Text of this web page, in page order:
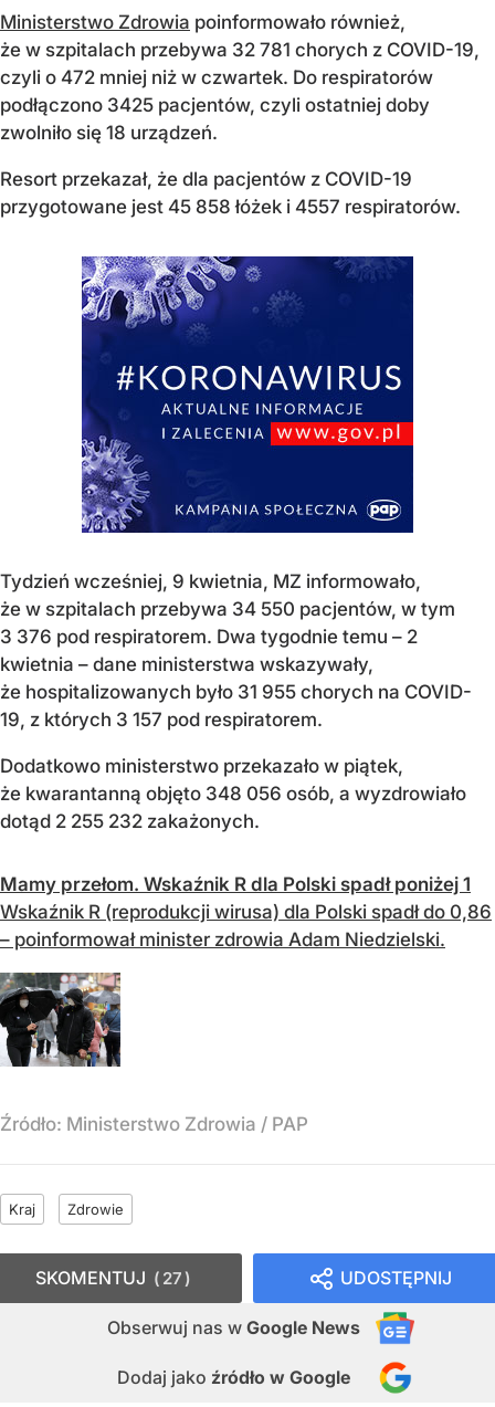
Ministerstwo Zdrowia poinformowało również,
że w szpitalach przebywa 32 781 chorych z COVID-19,
czyli o 472 mniej niż w czwartek. Do respiratorów
podłączono 3425 pacjentów, czyli ostatniej doby
zwolniło się 18 urządzeń.
Resort przekazał, że dla pacjentów z COVID-19
przygotowane jest 45 858 łóżek i 4557 respiratorów.
Tydzień wcześniej, 9 kwietnia, MZ informowało,
że w szpitalach przebywa 34 550 pacjentów, w tym
3 376 pod respiratorem. Dwa tygodnie temu – 2
kwietnia – dane ministerstwa wskazywały,
że hospitalizowanych było 31 955 chorych na COVID-
19, z których 3 157 pod respiratorem.
Dodatkowo ministerstwo przekazało w piątek,
że kwarantanną objęto 348 056 osób, a wyzdrowiało
dotąd 2 255 232 zakażonych.
Mamy przełom. Wskaźnik R dla Polski spadł poniżej 1
Wskaźnik R (reprodukcji wirusa) dla Polski spadł do 0,86
– poinformował minister zdrowia Adam Niedzielski.
Źródło: Ministerstwo Zdrowia / PAP
Kraj Zdrowie
UDOSTĘPNIJ
Obserwuj nas w Google News
Dodaj jako źródło w Google
SKOMENTUJ 27